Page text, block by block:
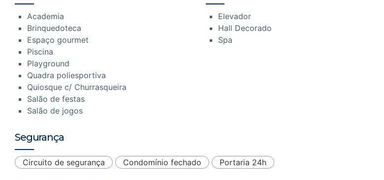
Academia
Brinquedoteca
Espaço gourmet
Piscina
Playground
Quadra poliesportiva
Quiosque c/ Churrasqueira
Salão de festas
Salão de jogos
Elevador
Hall Decorado
Spa
Segurança
Circuito de segurança Condomínio fechado Portaria 24h